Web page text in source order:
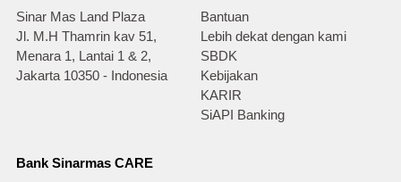
Sinar Mas Land Plaza
Jl. M.H Thamrin kav 51,
Menara 1, Lantai 1 & 2,
Jakarta 10350 - Indonesia
Bantuan
Lebih dekat dengan kami
SBDK
Kebijakan
KARIR
SiAPI Banking
Bank Sinarmas CARE